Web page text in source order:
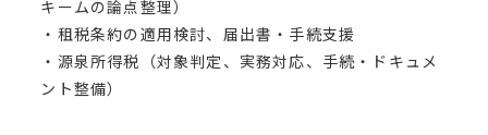
キームの論点整理）
・租税条約の適用検討、届出書・手続支援
・源泉所得税（対象判定、実務対応、手続・ドキュメ
ント整備）